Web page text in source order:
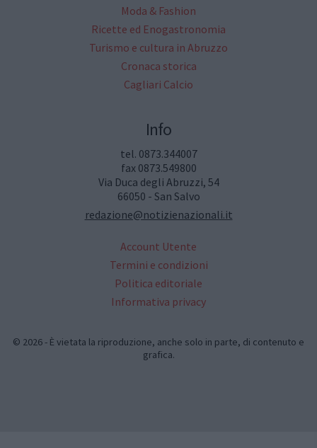
Moda & Fashion
Ricette ed Enogastronomia
Turismo e cultura in Abruzzo
Cronaca storica
Cagliari Calcio
Info
tel. 0873.344007
fax 0873.549800
Via Duca degli Abruzzi, 54
66050 - San Salvo
redazione@notizienazionali.it
Account Utente
Termini e condizioni
Politica editoriale
Informativa privacy
© 2026 - È vietata la riproduzione, anche solo in parte, di contenuto e
grafica.